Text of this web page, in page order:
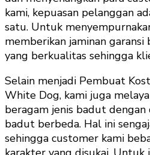
kami, kepuasan pelanggan
satu. Untuk
memberikan jaminan
yang berkualitas sehingga
Selain menjadi Pembuat
White Dog, kami juga
beragam jenis badut
badut berbeda. Hal ini
sehingga customer kami